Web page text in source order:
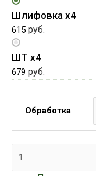
Шлифовка х4
615 руб.
ШТ х4
679 руб.
Обработка